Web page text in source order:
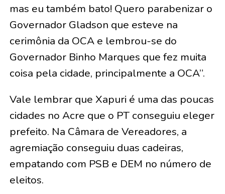
mas eu também bato! Quero parabenizar o
Governador Gladson que esteve na
cerimônia da OCA e lembrou-se do
Governador Binho Marques que fez muita
coisa pela cidade, principalmente a OCA”.
Vale lembrar que Xapuri é uma das poucas
cidades no Acre que o PT conseguiu eleger
prefeito. Na Câmara de Vereadores, a
agremiação conseguiu duas cadeiras,
empatando com PSB e DEM no número de
eleitos.